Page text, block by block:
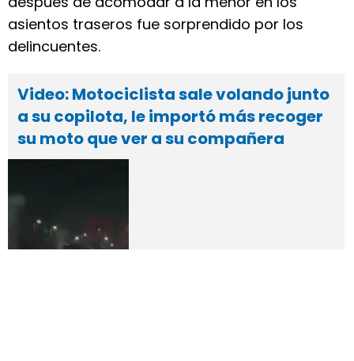
asientos traseros fue sorprendido por los
delincuentes.
Video: Motociclista sale volando junto
a su copilota, le importó más recoger
su moto que ver a su compañera